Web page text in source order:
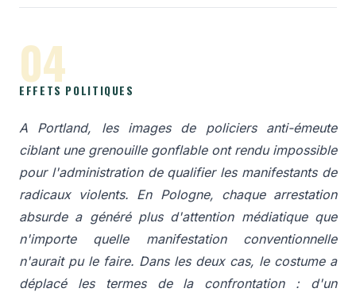
04
EFFETS POLITIQUES
A Portland, les images de policiers anti-émeute
ciblant une grenouille gonflable ont rendu impossible
pour l'administration de qualifier les manifestants de
radicaux violents. En Pologne, chaque arrestation
absurde a généré plus d'attention médiatique que
n'importe quelle manifestation conventionnelle
n'aurait pu le faire. Dans les deux cas, le costume a
déplacé les termes de la confrontation : d'un